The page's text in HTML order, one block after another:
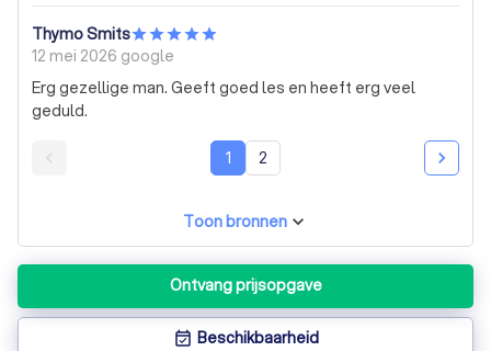
Thymo Smits
12 mei 2026 google
Erg gezellige man. Geeft goed les en heeft erg veel
geduld.
1 2
Toon bronnen
Ontvang prijsopgave
event_available Beschikbaarheid